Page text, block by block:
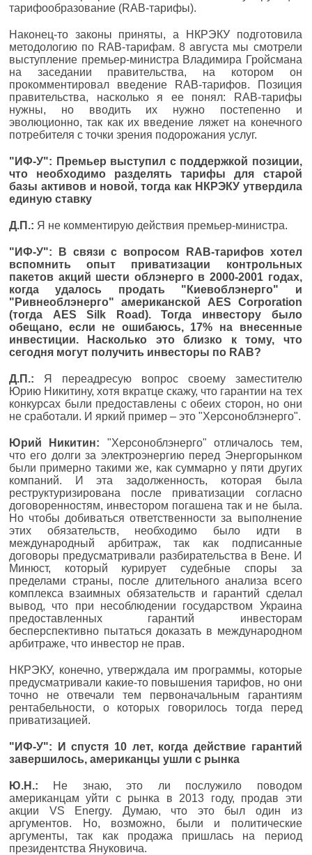
тарифообразование (RAB-тарифы).
Наконец-то законы приняты, а НКРЭКУ подготовила
методологию по RAB-тарифам. 8 августа мы смотрели
выступление премьер-министра Владимира Гройсмана
на заседании правительства, на котором он
прокомментировал введение RAB-тарифов. Позиция
правительства, насколько я ее понял: RAB-тарифы
нужны, но вводить их нужно постепенно и
эволюционно, так как их введение ляжет на конечного
потребителя с точки зрения подорожания услуг.
"ИФ-У": Премьер выступил с поддержкой позиции,
что необходимо разделять тарифы для старой
базы активов и новой, тогда как НКРЭКУ утвердила
единую ставку
Д.П.: Я не комментирую действия премьер-министра.
"ИФ-У": В связи с вопросом RAB-тарифов хотел
вспомнить опыт приватизации контрольных
пакетов акций шести облэнерго в 2000-2001 годах,
когда удалось продать "Киевоблэнерго" и
"Ривнеоблэнерго" американской AES Corporation
(тогда AES Silk Road). Тогда инвестору было
обещано, если не ошибаюсь, 17% на внесенные
инвестиции. Насколько это близко к тому, что
сегодня могут получить инвесторы по RAB?
Д.П.: Я переадресую вопрос своему заместителю
Юрию Никитину, хотя вкратце скажу, что гарантии на тех
конкурсах были предоставлены с обеих сторон, но они
не сработали. И яркий пример – это "Херсоноблэнерго".
Юрий Никитин: "Херсоноблэнерго" отличалось тем,
что его долги за электроэнергию перед Энергорынком
были примерно такими же, как суммарно у пяти других
компаний. И эта задолженность, которая была
реструктуризирована после приватизации согласно
договоренностям, инвестором погашена так и не была.
Но чтобы добиваться ответственности за выполнение
этих обязательств, необходимо было идти в
международный арбитраж, так как подписанные
договоры предусматривали разбирательства в Вене. И
Минюст, который курирует судебные споры за
пределами страны, после длительного анализа всего
комплекса взаимных обязательств и гарантий сделал
вывод, что при несоблюдении государством Украина
предоставленных гарантий инвесторам
бесперспективно пытаться доказать в международном
арбитраже, что инвестор не прав.
НКРЭКУ, конечно, утверждала им программы, которые
предусматривали какие-то повышения тарифов, но они
точно не отвечали тем первоначальным гарантиям
рентабельности, о которых говорилось тогда перед
приватизацией.
"ИФ-У": И спустя 10 лет, когда действие гарантий
завершилось, американцы ушли с рынка
Ю.Н.: Не знаю, это ли послужило поводом
американцам уйти с рынка в 2013 году, продав эти
акции VS Energy. Думаю, что это был один из
аргументов. Но, возможно, были и политические
аргументы, так как продажа пришлась на период
президентства Януковича.